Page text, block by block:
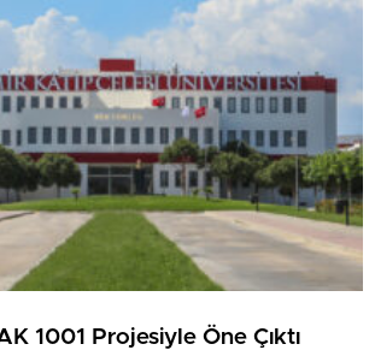
1001 Projesiyle Öne Çıktı